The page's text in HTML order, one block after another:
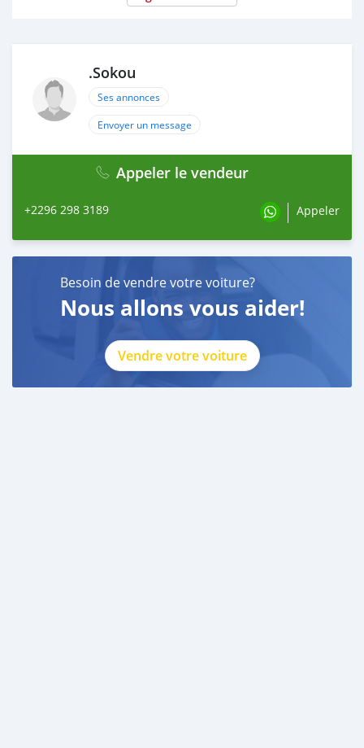
.Sokou
Ses annonces
Envoyer un message
Appeler le vendeur
+2296 298 3189 Appeler
Besoin de vendre votre voiture?
Nous allons vous aider!
Vendre votre voiture